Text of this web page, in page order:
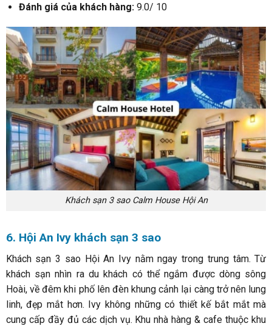
Đánh giá của khách hàng:9.0/ 10
Khách sạn 3 sao Calm House Hội An
6. Hội An Ivy khách sạn 3 sao
Khách sạn 3 sao Hội An Ivy nằm ngay trong trung tâm. Từ
khách sạn nhìn ra du khách có thể ngắm được dòng sông
Hoài, về đêm khi phố lên đèn khung cảnh lại càng trở nên lung
linh, đẹp mắt hơn. Ivy không những có thiết kế bắt mắt mà
cung cấp đầy đủ các dịch vụ. Khu nhà hàng & cafe thuộc khu